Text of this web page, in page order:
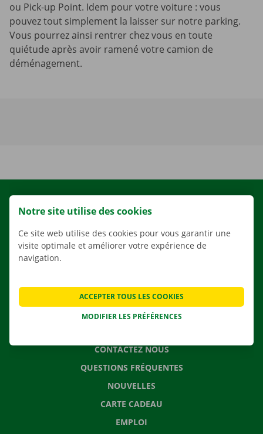
ou Pick-up Point. Idem pour votre voiture : vous
pouvez tout simplement la laisser sur notre parking.
Vous pourrez ainsi rentrer chez vous en toute
quiétude après avoir ramené votre camion de
déménagement.
NOS SERVICES
SOLUTIONS DE DÉMÉNAGEMENT
CONTACTEZ NOUS
QUESTIONS FRÉQUENTES
NOUVELLES
CARTE CADEAU
EMPLOI
Notre site utilise des cookies
Ce site web utilise des cookies pour vous garantir une
visite optimale et améliorer votre expérience de
navigation.
MODIFIER LES PRÉFÉRENCES
ACCEPTER TOUS LES COOKIES